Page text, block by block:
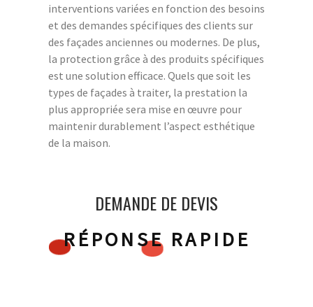
interventions variées en fonction des besoins
et des demandes spécifiques des clients sur
des façades anciennes ou modernes. De plus,
la protection grâce à des produits spécifiques
est une solution efficace. Quels que soit les
types de façades à traiter, la prestation la
plus appropriée sera mise en œuvre pour
maintenir durablement l’aspect esthétique
de la maison.
DEMANDE DE DEVIS
RÉPONSE RAPIDE